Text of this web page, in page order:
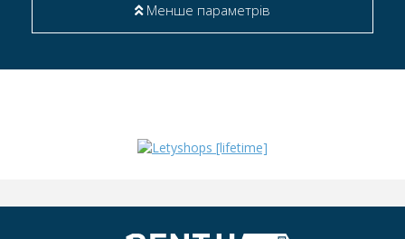
Менше параметрів